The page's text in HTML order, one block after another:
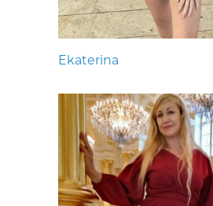
Ekaterina